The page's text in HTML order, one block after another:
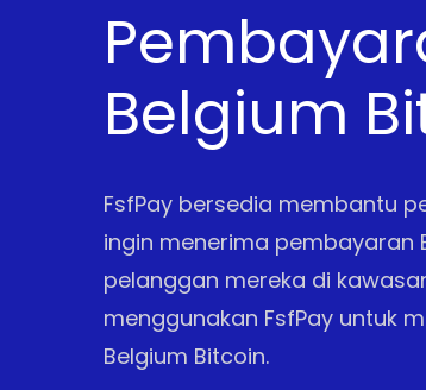
Belgium
FsfPay bersedia membantu
ingin menerima pembayaran
pelanggan mereka di
menggunakan FsfPay untuk
Belgium Bitcoin.